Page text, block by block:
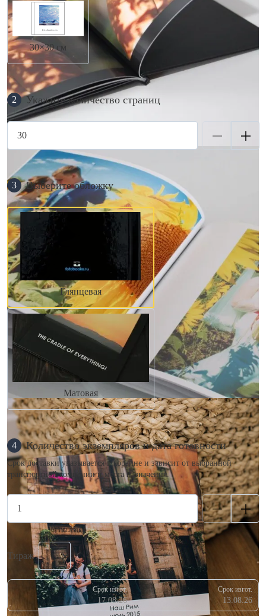
30×30 см
2 Укажите количество страниц
3 Выберите обложку
Глянцевая
Матовая
4 Количество экземпляров и дата готовности
Срок доставки указывается в корзине и зависит от выбранной
транспортной компании и места назначения.
Тираж
Срок изгот.
17.08.26
Срок изгот.
13.08.26